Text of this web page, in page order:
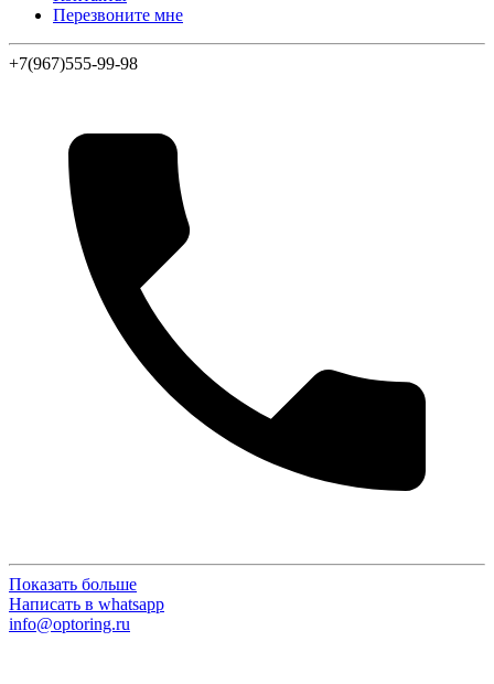
Перезвоните мне
+7(967)555-99-98
Показать больше
Написать в whatsapp
info@optoring.ru